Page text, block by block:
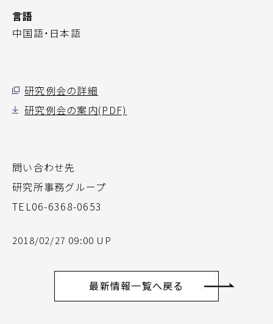
言語
中国語・日本語
研究例会の詳細
研究例会の案内(PDF)
問い合わせ先
研究所事務グループ
TEL06-6368-0653
2018/02/27 09:00 UP
最新情報一覧へ戻る